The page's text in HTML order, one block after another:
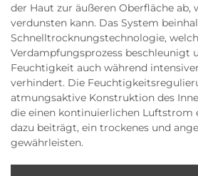
der Haut zur äußeren Oberfläche ab,
verdunsten kann. Das System
Schnelltrocknungstechnologie,
Verdampfungsprozess beschleunigt
Feuchtigkeit auch während
verhindert. Die
atmungsaktive Konstruktion des
die einen kontinuierlichen Luftstrom
dazu beiträgt, ein trockenes und
gewährleisten.